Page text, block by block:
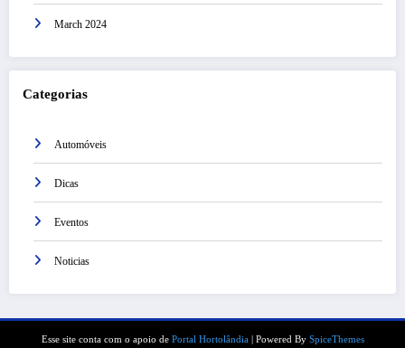
March 2024
Categorias
Automóveis
Dicas
Eventos
Noticias
Esse site conta com o apoio de Portal Hortolândia| Powered By SpiceThemes